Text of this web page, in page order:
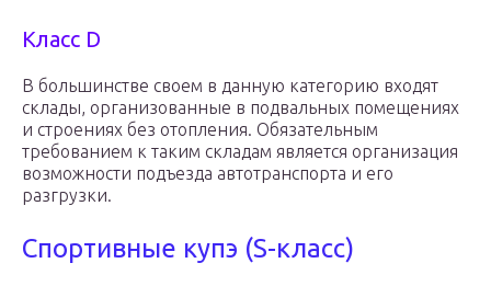
Класс D
В большинстве своем в данную категорию входят
склады, организованные в подвальных помещениях
и строениях без отопления. Обязательным
требованием к таким складам является организация
возможности подъезда автотранспорта и его
разгрузки.
Спортивные купэ (S-класс)